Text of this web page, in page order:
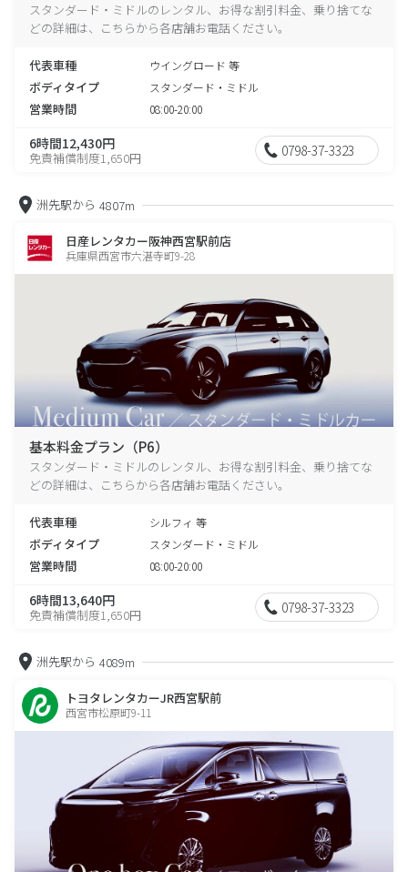
スタンダード・ミドルのレンタル、お得な割引料金、乗り捨てな
どの詳細は、こちらから各店舗お電話ください。
代表車種 ウイングロード 等
ボディタイプ スタンダード・ミドル
営業時間 08:00-20:00
6時間12,430円
免責補償制度1,650円 0798-37-3323
洲先駅から 4807m
日産レンタカー阪神西宮駅前店
兵庫県西宮市六湛寺町9-28
基本料金プラン（P6）
スタンダード・ミドルのレンタル、お得な割引料金、乗り捨てな
どの詳細は、こちらから各店舗お電話ください。
代表車種 シルフィ 等
ボディタイプ スタンダード・ミドル
営業時間 08:00-20:00
6時間13,640円
免責補償制度1,650円 0798-37-3323
洲先駅から 4089m
トヨタレンタカーJR西宮駅前
西宮市松原町9-11